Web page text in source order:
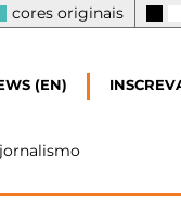
cores originais
(EN)